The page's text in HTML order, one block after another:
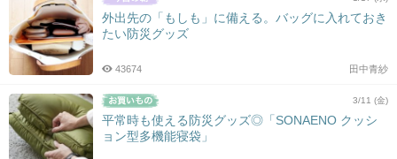
外出先の「もしも」に備える。バッグに入れておき
たい防災グッズ
田中青紗
43674
3/11 (金)
平常時も使える防災グッズ◎「SONAENO クッシ
ョン型多機能寝袋」